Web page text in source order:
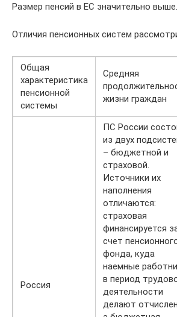
Размер пенсий в ЕС значительно выше.
Отличия пенсионных систем
Общая
характеристика
пенсионной
системы
Средняя
жизни граждан
Россия
ПС России
из двух
– бюджетной и
страховой.
Источники их
наполнения
отличаются:
страховая
финансируется
счет
фонда, куда
наемные
в период
деятельности
делают